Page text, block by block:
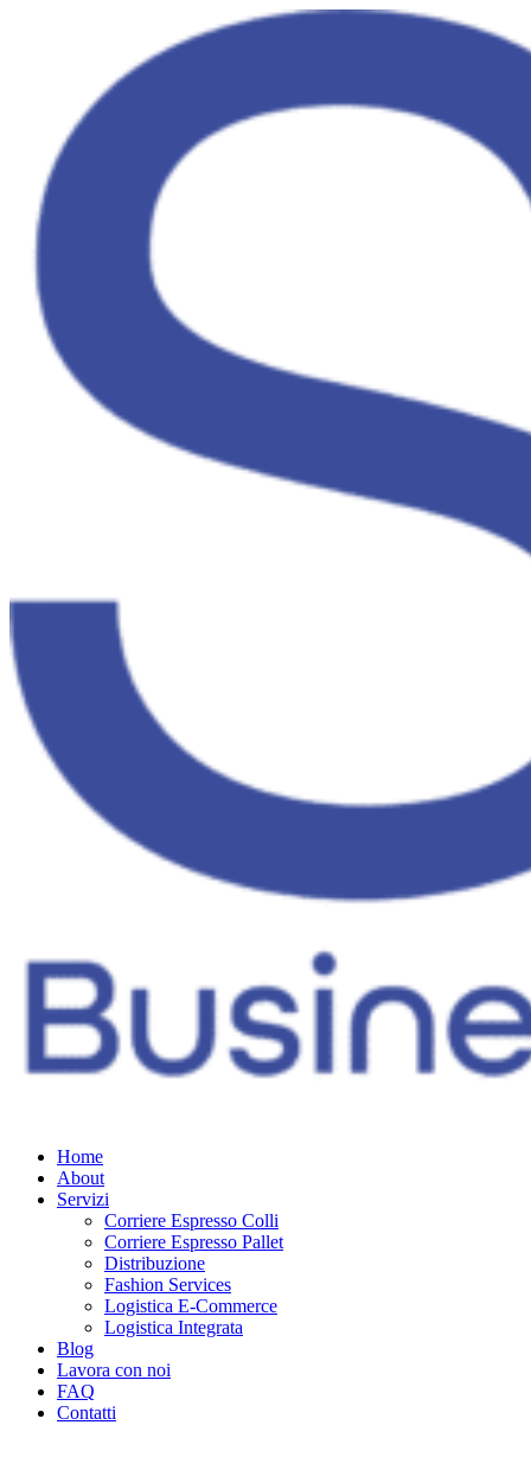
Home
About
Servizi
Corriere Espresso Colli
Corriere Espresso Pallet
Distribuzione
Fashion Services
Logistica E-Commerce
Logistica Integrata
Blog
Lavora con noi
FAQ
Contatti